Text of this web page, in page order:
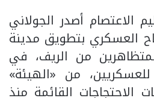
أصدر الجولاني
العسكري بتطويق مدينة
من الريف، في
من «الهيئة»
الاحتجاجات القائمة منذ